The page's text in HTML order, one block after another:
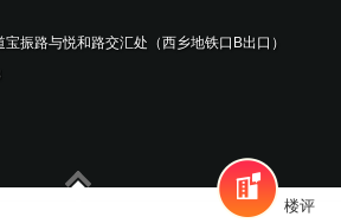
振路与悦和路交汇处（西乡地铁口B出口）
楼评